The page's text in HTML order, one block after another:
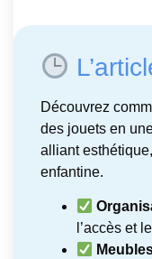
Découvrez
des jouets en
alliant
enfantine.
l’accès et